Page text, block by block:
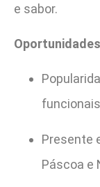
e sabor.
Presente
Páscoa e